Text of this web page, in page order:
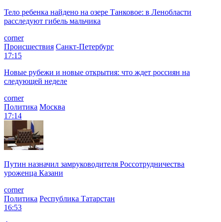
Тело ребенка найдено на озере Танковое: в Ленобласти
расследуют гибель мальчика
corner
Происшествия Санкт-Петербург
17:15
Новые рубежи и новые открытия: что ждет россиян на
следующей неделе
corner
Политика Москва
17:14
Путин назначил замруководителя Россотрудничества
уроженца Казани
corner
Политика Республика Татарстан
16:53